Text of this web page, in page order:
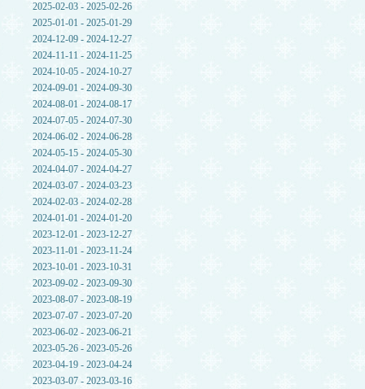
2025-02-03 - 2025-02-26
2025-01-01 - 2025-01-29
2024-12-09 - 2024-12-27
2024-11-11 - 2024-11-25
2024-10-05 - 2024-10-27
2024-09-01 - 2024-09-30
2024-08-01 - 2024-08-17
2024-07-05 - 2024-07-30
2024-06-02 - 2024-06-28
2024-05-15 - 2024-05-30
2024-04-07 - 2024-04-27
2024-03-07 - 2024-03-23
2024-02-03 - 2024-02-28
2024-01-01 - 2024-01-20
2023-12-01 - 2023-12-27
2023-11-01 - 2023-11-24
2023-10-01 - 2023-10-31
2023-09-02 - 2023-09-30
2023-08-07 - 2023-08-19
2023-07-07 - 2023-07-20
2023-06-02 - 2023-06-21
2023-05-26 - 2023-05-26
2023-04-19 - 2023-04-24
2023-03-07 - 2023-03-16